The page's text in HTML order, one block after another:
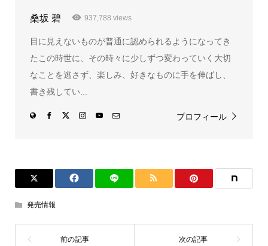
桑坂 碧 937,788 views
目に見えないものが普通に認められるようになってき
たこの時世に、その時々に少しずつ変わっていく大切
なことを逃さず、楽しみ、好きなものに手を伸ばし、
書き残してい...
プロフィール
発売情報